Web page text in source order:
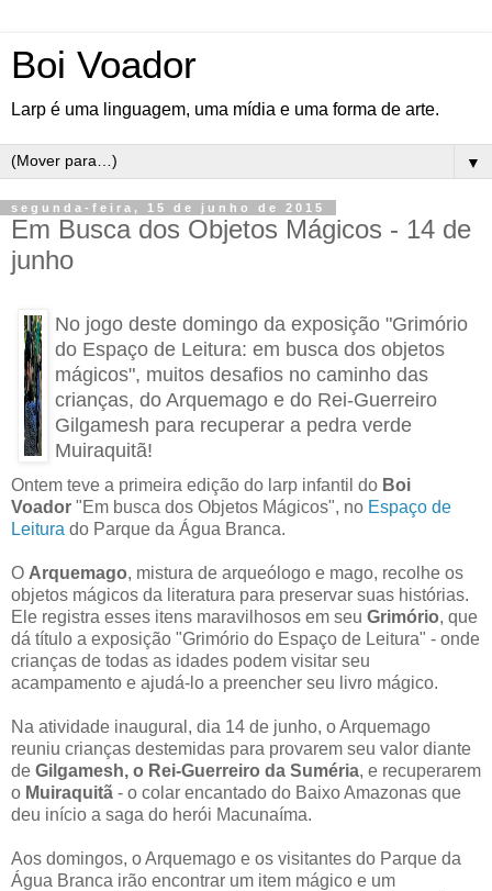
Boi Voador
Larp é uma linguagem, uma mídia e uma forma de arte.
▼
segunda-feira, 15 de junho de 2015
Em Busca dos Objetos Mágicos - 14 de
junho
No jogo deste domingo da exposição "Grimório
do Espaço de Leitura: em busca dos objetos
mágicos", muitos desafios no caminho das
crianças, do Arquemago e do Rei-Guerreiro
Gilgamesh para recuperar a pedra verde
Muiraquitã!
Ontem teve a primeira edição do larp infantil do Boi
Voador "Em busca dos Objetos Mágicos", no Espaço de
Leitura do Parque da Água Branca.
O Arquemago, mistura de arqueólogo e mago, recolhe os
objetos mágicos da literatura para preservar suas histórias.
Ele registra esses itens maravilhosos em seu Grimório, que
dá título a exposição "Grimório do Espaço de Leitura" - onde
crianças de todas as idades podem visitar seu
acampamento e ajudá-lo a preencher seu livro mágico.
Na atividade inaugural, dia 14 de junho, o Arquemago
reuniu crianças destemidas para provarem seu valor diante
de Gilgamesh, o Rei-Guerreiro da Suméria, e recuperarem
o Muiraquitã - o colar encantado do Baixo Amazonas que
deu início a saga do herói Macunaíma.
Aos domingos, o Arquemago e os visitantes do Parque da
Água Branca irão encontrar um item mágico e um